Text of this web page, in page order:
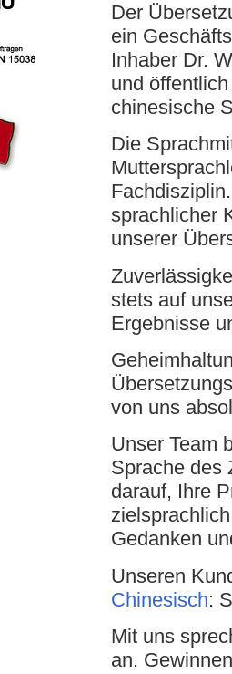
Der
ein
Inhaber Dr.
und
chinesische
Die
sprachlicher
unserer
stets auf
Ergebnisse
von uns
Unser Team
Sprache des
darauf, Ihre
Gedanken
Unseren
Chinesisch:
Mit uns
an.